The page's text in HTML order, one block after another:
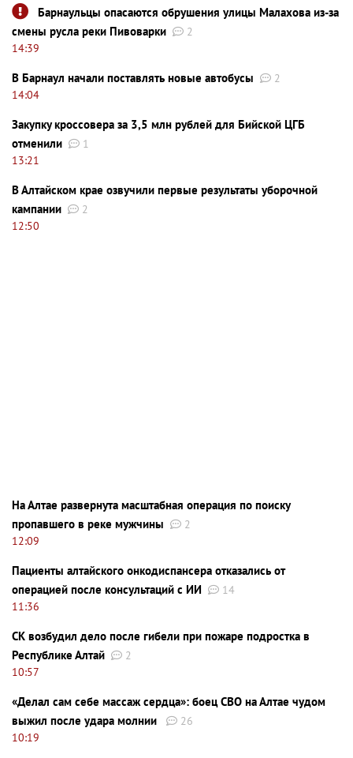
Барнаульцы опасаются обрушения улицы Малахова из-за
смены русла реки Пивоварки
2
14:39
В Барнаул начали поставлять новые автобусы
2
14:04
Закупку кроссовера за 3,5 млн рублей для Бийской ЦГБ
отменили
1
13:21
В Алтайском крае озвучили первые результаты уборочной
кампании
2
12:50
На Алтае развернута масштабная операция по поиску
пропавшего в реке мужчины
2
12:09
Пациенты алтайского онкодиспансера отказались от
операцией после консультаций с ИИ
14
11:36
СК возбудил дело после гибели при пожаре подростка в
Республике Алтай
2
10:57
«Делал сам себе массаж сердца»: боец СВО на Алтае чудом
выжил после удара молнии
26
10:19